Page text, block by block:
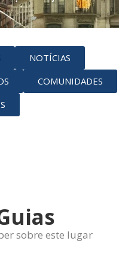
NOTÍCIAS
COMUNIDADES
sobre este lugar